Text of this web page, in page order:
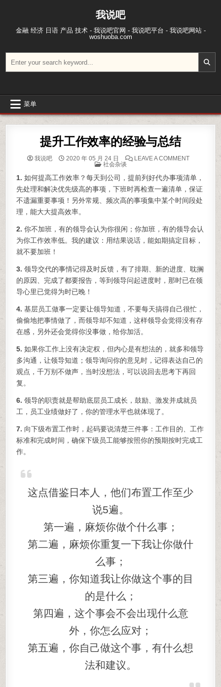
我说吧
金融 经济 日语 产品 技术 - 我说吧官网 - 我说吧平台 - 我说吧网站 -
woshuoba.com
菜单
提升工作效率的经验与总结
我说吧 2020 年 05 月 24 日 LEAVE A COMMENTON 提升工
POSTED IN
社会杂谈
1. 如何提高工作效率？每天到公司，提前列好代办事项清单，
先处理和解决优先级高的事项，下班时再检查一遍清单，保证
不遗漏重要事项！另外常规、频次高的事项集中某个时间段处
理，能大大提高效率。
2.你不加班，有的领导会认为你很闲；你加班，有的领导会认
为你工作效率低。我的建议：用结果说话，能如期搞定目标，
就不要加班！
3.领导交代的事情记得及时反馈，有了排期、新的进度、耽搁
的原因、完成了都要报告，等到领导问起进度时，那时已在领
导心里已觉得为时已晚！
4.基层员工做事一定要让领导知道，不要每天搞得自己很忙，
偷偷地把事情做了，而领导却不知道，这样领导会觉得没有存
在感，另外还会觉得你没事做，给你加活。
5.如果你工作上没有决定权，但内心是有想法的，就多和领导
多沟通，让领导知道；领导询问你的意见时，记得表达自己的
观点，千万别不做声，当时没想法，可以说回去思考下再回
复。
6.领导的职责就是帮助底层员工成长，鼓励、激发并成就员
工，员工业绩做好了，你的管理水平也就体现了。
7. 向下级布置工作时，起码要说清楚三件事：工作目的、工作
标准和完成时间，确保下级员工能够按照你的预期按时完成工
作。
这点借鉴日本人，他们布置工作至少
说5遍。
第一遍，麻烦你做个什么事；
第二遍，麻烦你重复一下我让你做什
么事；
第三遍，你知道我让你做这个事的目
的是什么；
第四遍，这个事会不会出现什么意
外，你怎么应对；
第五遍，你自己做这个事，有什么想
法和建议。